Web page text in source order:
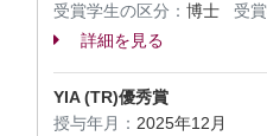
受賞学生の区分： 博士 受
詳細を見る
YIA (TR)優秀賞
授与年月： 2025年12月